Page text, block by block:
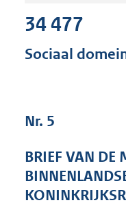
34 477
Sociaal
Nr. 5
BRIEF VAN DE